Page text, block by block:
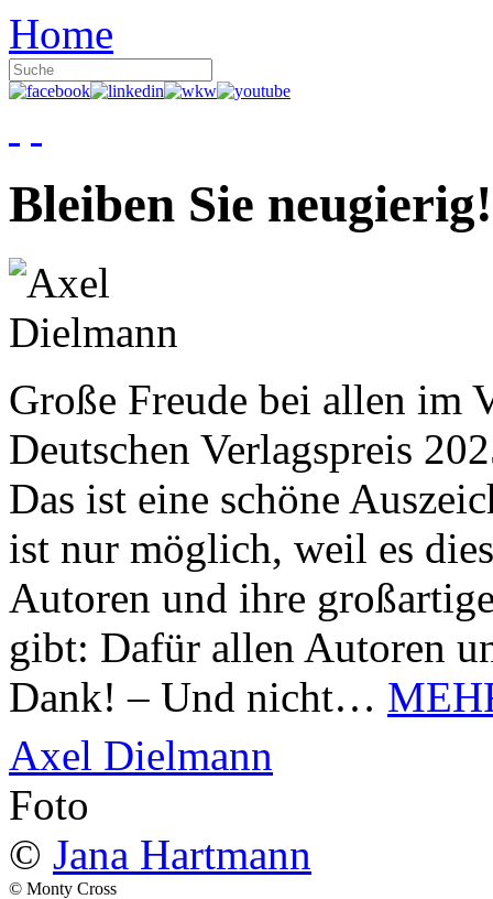
Home
Bleiben Sie neugierig!
Große Freude bei allen im
Deutschen Verlagspreis
Das ist eine schöne
ist nur möglich, weil es
Autoren und ihre
gibt: Dafür allen Autoren
Dank! – Und nicht…
Axel Dielmann
Foto
© Jana Hartmann
© Monty Cross